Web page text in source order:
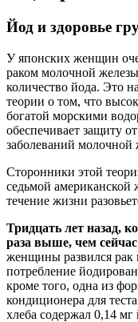
Йод и здоровье
У японских женщин
раком молочной
количество йода. Это
теории о том, что
богатой морскими
обеспечивает защиту
заболеваний молочной
Сторонники этой
седьмой
течение жизни
Тридцать лет назад,
раза выше, чем
женщины развился рак
потребление
кроме того, одна из
кондиционера для
хлеба содержал 0,14 мг